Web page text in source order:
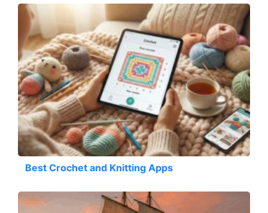
Best Crochet and Knitting Apps